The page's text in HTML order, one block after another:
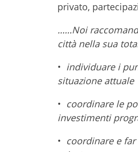
privato,
……Noi
città nella sua
• individuare i
situazione attuale
• coordinare le
investimenti
• coordinare e